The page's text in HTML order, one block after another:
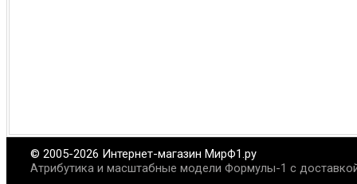
© 2005-2026 Интернет-магазин МирФ1.ру
Атрибутика и масштабные модели Формулы-1 с